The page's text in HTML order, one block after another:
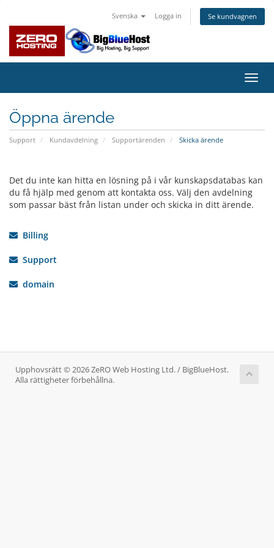
Svenska Logga in Se kundvagnen
Växla
Öppna ärende
Support Kundavdelning Supportärenden Skicka ärende
Det du inte kan hitta en lösning på i vår kunskapsdatabas kan
du få hjälp med genom att kontakta oss. Välj den avdelning
som passar bäst från listan under och skicka in ditt ärende.
Billing
Support
domain
Upphovsrätt © 2026 ZeRO Web Hosting Ltd. / BigBlueHost.
Alla rättigheter förbehållna.